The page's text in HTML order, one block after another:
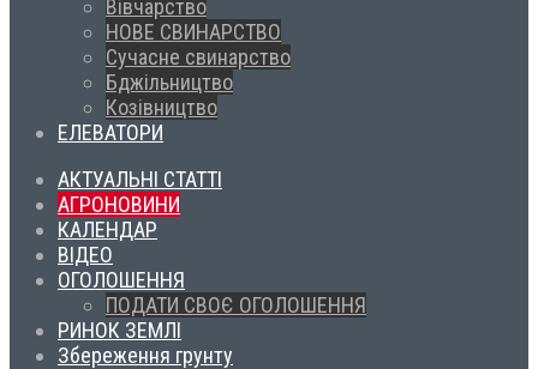
Вівчарство
НОВЕ СВИНАРСТВО
Сучасне свинарство
Бджільництво
Козівництво
ЕЛЕВАТОРИ
АКТУАЛЬНІ СТАТТІ
АГРОНОВИНИ
КАЛЕНДАР
ВІДЕО
ОГОЛОШЕННЯ
ПОДАТИ СВОЄ ОГОЛОШЕННЯ
РИНОК ЗЕМЛІ
Збереження грунту